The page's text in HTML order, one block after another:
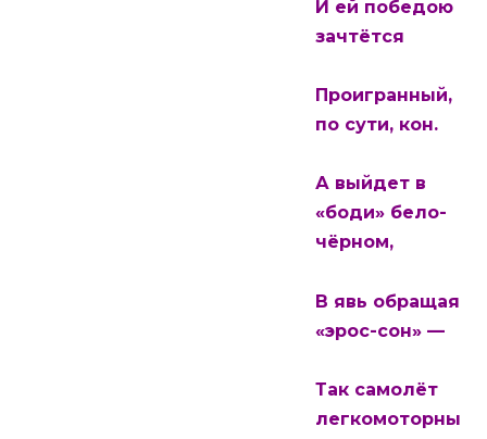
И ей победою
зачтётся
Проигранный,
по сути, кон.
А выйдет в
«боди» бело-
чёрном,
В явь обращая
«эрос-сон» —
Так самолёт
легкомоторны